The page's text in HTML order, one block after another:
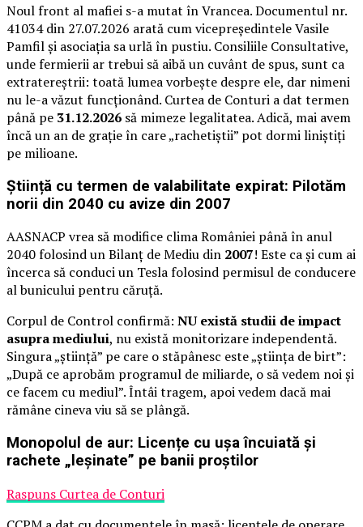
Noul front al mafiei s-a mutat în Vrancea. Documentul nr.
41034 din 27.07.2026 arată cum vicepreședintele Vasile
Pamfil și asociația sa urlă în pustiu. Consiliile Consultative,
unde fermierii ar trebui să aibă un cuvânt de spus, sunt ca
extratereștrii: toată lumea vorbește despre ele, dar nimeni
nu le-a văzut funcționând. Curtea de Conturi a dat termen
până pe 31.12.2026 să mimeze legalitatea. Adică, mai avem
încă un an de grație în care „rachetiștii” pot dormi liniștiți
pe milioane.
Știință cu termen de valabilitate expirat: Pilotăm
norii din 2040 cu avize din 2007
AASNACP vrea să modifice clima României până în anul
2040 folosind un Bilanț de Mediu din 2007! Este ca și cum ai
încerca să conduci un Tesla folosind permisul de conducere
al bunicului pentru căruță.
Corpul de Control confirmă: NU există studii de impact
asupra mediului, nu există monitorizare independentă.
Singura „știință” pe care o stăpânesc este „știința de birt”:
„După ce aprobăm programul de miliarde, o să vedem noi și
ce facem cu mediul”. Întâi tragem, apoi vedem dacă mai
rămâne cineva viu să se plângă.
Monopolul de aur: Licențe cu ușa încuiată și
rachete „leșinate” pe banii proștilor
Raspuns Curtea de Conturi